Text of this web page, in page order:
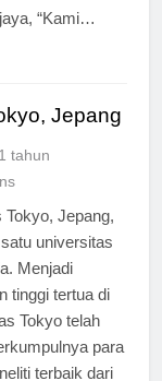
Rektor
Jepang
tahun
Jepang,
universitas
Menjadi
tinggi tertua di
Tokyo telah
para